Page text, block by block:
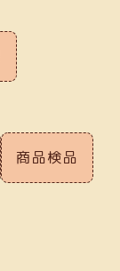
商品検品